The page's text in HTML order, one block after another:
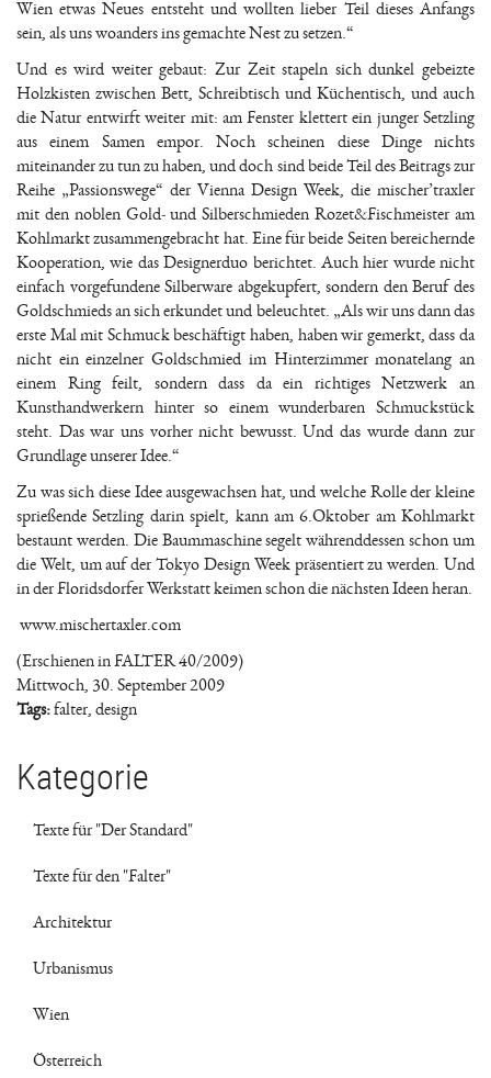
Wien etwas Neues entsteht und wollten lieber Teil dieses Anfangs
sein, als uns woanders ins gemachte Nest zu setzen.“
Und es wird weiter gebaut: Zur Zeit stapeln sich dunkel gebeizte
Holzkisten zwischen Bett, Schreibtisch und Küchentisch, und auch
die Natur entwirft weiter mit: am Fenster klettert ein junger Setzling
aus einem Samen empor. Noch scheinen diese Dinge nichts
miteinander zu tun zu haben, und doch sind beide Teil des Beitrags zur
Reihe „Passionswege“ der Vienna Design Week, die mischer’traxler
mit den noblen Gold- und Silberschmieden Rozet&Fischmeister am
Kohlmarkt zusammengebracht hat. Eine für beide Seiten bereichernde
Kooperation, wie das Designerduo berichtet. Auch hier wurde nicht
einfach vorgefundene Silberware abgekupfert, sondern den Beruf des
Goldschmieds an sich erkundet und beleuchtet. „Als wir uns dann das
erste Mal mit Schmuck beschäftigt haben, haben wir gemerkt, dass da
nicht ein einzelner Goldschmied im Hinterzimmer monatelang an
einem Ring feilt, sondern dass da ein richtiges Netzwerk an
Kunsthandwerkern hinter so einem wunderbaren Schmuckstück
steht. Das war uns vorher nicht bewusst. Und das wurde dann zur
Grundlage unserer Idee.“
Zu was sich diese Idee ausgewachsen hat, und welche Rolle der kleine
sprießende Setzling darin spielt, kann am 6.Oktober am Kohlmarkt
bestaunt werden. Die Baummaschine segelt währenddessen schon um
die Welt, um auf der Tokyo Design Week präsentiert zu werden. Und
in der Floridsdorfer Werkstatt keimen schon die nächsten Ideen heran.
www.mischertaxler.com
(Erschienen in FALTER 40/2009)
Mittwoch, 30. September 2009
Tags:falter, design
Kategorie
Texte für "Der Standard"
Texte für den "Falter"
Architektur
Urbanismus
Wien
Österreich